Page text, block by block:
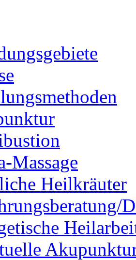
Massage
Heilkräuter